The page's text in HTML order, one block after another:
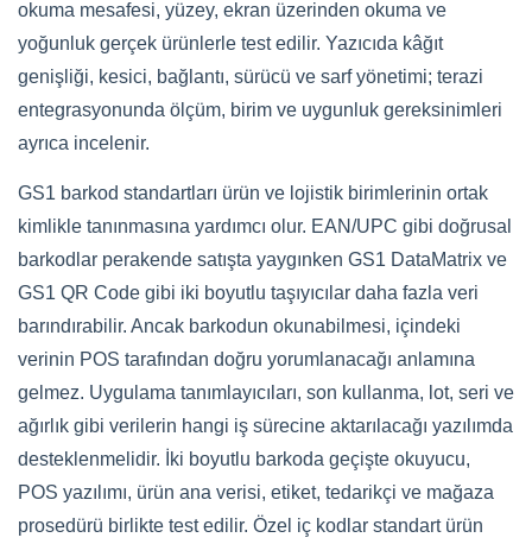
okuma mesafesi, yüzey, ekran üzerinden okuma ve
yoğunluk gerçek ürünlerle test edilir. Yazıcıda kâğıt
genişliği, kesici, bağlantı, sürücü ve sarf yönetimi; terazi
entegrasyonunda ölçüm, birim ve uygunluk gereksinimleri
ayrıca incelenir.
GS1 barkod standartları ürün ve lojistik birimlerinin ortak
kimlikle tanınmasına yardımcı olur. EAN/UPC gibi doğrusal
barkodlar perakende satışta yaygınken GS1 DataMatrix ve
GS1 QR Code gibi iki boyutlu taşıyıcılar daha fazla veri
barındırabilir. Ancak barkodun okunabilmesi, içindeki
verinin POS tarafından doğru yorumlanacağı anlamına
gelmez. Uygulama tanımlayıcıları, son kullanma, lot, seri ve
ağırlık gibi verilerin hangi iş sürecine aktarılacağı yazılımda
desteklenmelidir. İki boyutlu barkoda geçişte okuyucu,
POS yazılımı, ürün ana verisi, etiket, tedarikçi ve mağaza
prosedürü birlikte test edilir. Özel iç kodlar standart ürün